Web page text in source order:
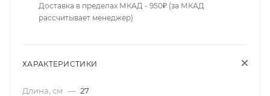
Доставка в пределах МКАД - 950₽ (за МКАД
рассчитывает менеджер)
ХАРАКТЕРИСТИКИ
Длина, см — 27